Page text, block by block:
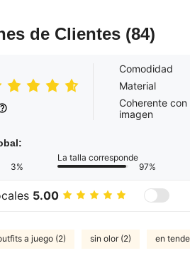
de Clientes (84)
Comodidad
Material
Coherente con
imagen
3%
La talla corresponde
97%
5.00
a juego (2) sin olor (2) en